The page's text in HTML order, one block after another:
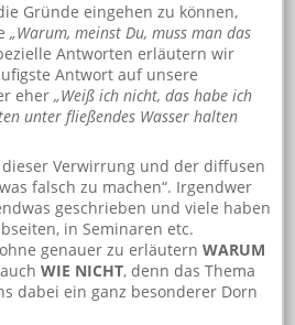
Gründe eingehen zu können,
„Warum, meinst Du, muss man das
Antworten erläutern wir
Antwort auf unsere
eher „Weiß ich nicht, das habe ich
unter fließendes Wasser halten
Verwirrung und der diffusen
falsch zu machen“. Irgendwer
geschrieben und viele haben
in Seminaren etc.
genauer zu erläutern WARUM
WIE NICHT, denn das Thema
dabei ein ganz besonderer Dorn